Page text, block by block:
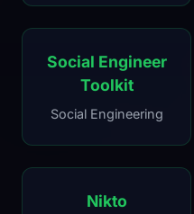
Social Engineer
Toolkit
Social Engineering
Nikto